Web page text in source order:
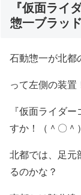
『仮面ライ
惣一ブラッ
石動惣一が北都
って左側の装置
『仮面ライダ
すか！（＾〇＾）
北都では、足元
るのかな？